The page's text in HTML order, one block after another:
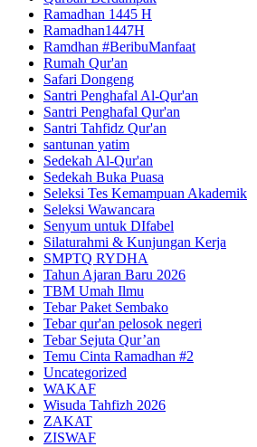
Ramadhan 1445 H
Ramadhan1447H
Ramdhan #BeribuManfaat
Rumah Qur'an
Safari Dongeng
Santri Penghafal Al-Qur'an
Santri Penghafal Qur'an
Santri Tahfidz Qur'an
santunan yatim
Sedekah Al-Qur'an
Sedekah Buka Puasa
Seleksi Tes Kemampuan Akademik
Seleksi Wawancara
Senyum untuk DIfabel
Silaturahmi & Kunjungan Kerja
SMPTQ RYDHA
Tahun Ajaran Baru 2026
TBM Umah Ilmu
Tebar Paket Sembako
Tebar qur'an pelosok negeri
Tebar Sejuta Qur’an
Temu Cinta Ramadhan #2
Uncategorized
WAKAF
Wisuda Tahfizh 2026
ZAKAT
ZISWAF